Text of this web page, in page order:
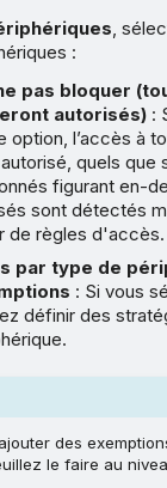
,
:
pas bloquer
autorisés) :
l’accès à
quels que
figurant en-
sont détectés
de règles d'accès.
par type de
: Si vous
définir des
des
le faire au